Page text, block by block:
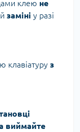
клею не
заміні у разі
клавіатуру з
виймайте